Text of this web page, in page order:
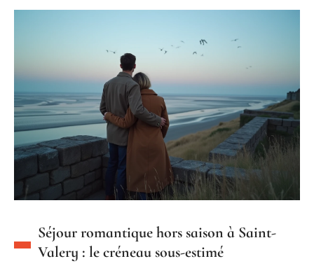
Séjour romantique hors saison à Saint-
Valery : le créneau sous-estimé